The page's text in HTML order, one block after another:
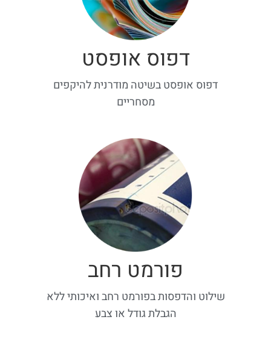
דפוס אופסט
דפוס אופסט בשיטה מודרנית להיקפים
מסחריים
פורמט רחב
שילוט והדפסות בפורמט רחב ואיכותי ללא
הגבלת גודל או צבע